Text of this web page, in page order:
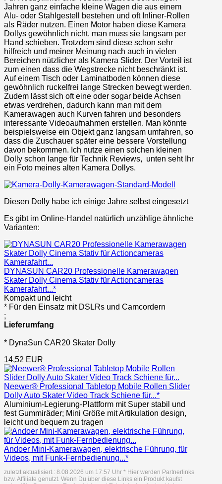
Jahren ganz einfache kleine Wagen die aus einem
Alu- oder Stahlgestell bestehen und oft Inliner-Rollen
als Räder nutzen. Einen Motor haben diese Kamera
Dollys gewöhnlich nicht, man muss sie langsam per
Hand schieben. Trotzdem sind diese schon sehr
hilfreich und meiner Meinung nach auch in vielen
Bereichen nützlicher als Kamera Slider. Der Vorteil ist
zum einen dass die Wegstrecke nicht beschränkt ist.
Auf einem Tisch oder Laminatboden können diese
gewöhnlich ruckelfrei lange Strecken bewegt werden.
Zudem lässt sich oft eine oder sogar beide Achsen
etwas verdrehen, dadurch kann man mit dem
Kamerawagen auch Kurven fahren und besonders
interessante Videoaufnahmen erstellen. Man könnte
beispielsweise ein Objekt ganz langsam umfahren, so
dass die Zuschauer später eine bessere Vorstellung
davon bekommen. Ich nutze einen solchen kleinen
Dolly schon lange für Technik Reviews, unten seht Ihr
ein Foto meines alten Kamera Dollys.
Diesen Dolly habe ich einige Jahre selbst eingesetzt
Es gibt im Online-Handel natürlich unzählige ähnliche
Varianten:
DYNASUN CAR20 Professionelle Kamerawagen
Skater Dolly Cinema Stativ für Actioncameras
Kamerafahrt...*
Kompakt und leicht
* Für den Einsatz mit DSLRs und Camcordern
;
Lieferumfang
* DynaSun CAR20 Skater Dolly
14,52 EUR
Neewer® Professional Tabletop Mobile Rollen Slider
Dolly Auto Skater Video Track Schiene für...*
Aluminium-Legierung-Plattform mit Super stabil und
fest Gummiräder; Mini Größe mit Artikulation design,
leicht und bequem zu tragen
Andoer Mini-Kamerawagen, elektrische Führung, für
Videos, mit Funk-Fernbedienung...*
zuletzt aktualisiert.: 8.08.2026 um 17:57 Uhr * Hier werden Partnerlinks
bzw. Affiliate genutzt. Wenn Du über diese Links ein Produkt kaufst